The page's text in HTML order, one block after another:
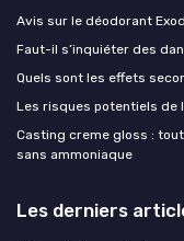
Avis sur le déodorant
Faut-il s’inquiéter des
Quels sont les effets
Les risques potentiels de
Casting creme gloss :
sans ammoniaque
Les derniers